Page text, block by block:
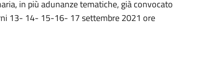
in più adunanze tematiche, già convocato
13- 14- 15-16- 17 settembre 2021 ore